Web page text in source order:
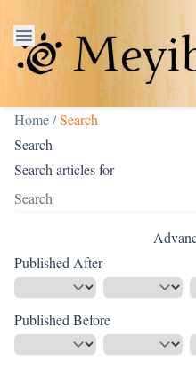
Home/Search
Search
Search articles for
Published After
Published Before